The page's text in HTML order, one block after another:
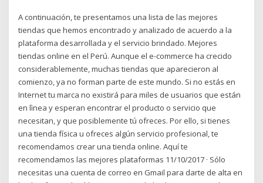
A continuación, te presentamos una lista de las mejores
tiendas que hemos encontrado y analizado de acuerdo a la
plataforma desarrollada y el servicio brindado. Mejores
tiendas online en el Perú. Aunque el e-commerce ha crecido
considerablemente, muchas tiendas que aparecieron al
comienzo, ya no forman parte de este mundo. Si no estás en
Internet tu marca no existirá para miles de usuarios que están
en lìnea y esperan encontrar el producto o servicio que
necesitan, y que posiblemente tú ofreces. Por ello, si tienes
una tienda física u ofreces algún servicio profesional, te
recomendamos crear una tienda online. Aquí te
recomendamos las mejores plataformas 11/10/2017 · Sólo
necesitas una cuenta de correo en Gmail para darte de alta en